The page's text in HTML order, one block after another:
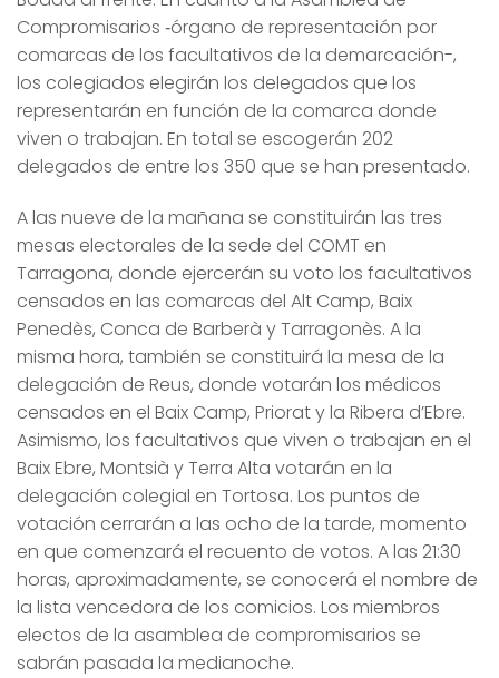
Compromisarios ­‐órgano de representación por
comarcas de los facultativos de la demarcación-­,
los colegiados elegirán los delegados que los
representarán en función de la comarca donde
viven o trabajan. En total se escogerán 202
delegados de entre los 350 que se han presentado.
A las nueve de la mañana se constituirán las tres
mesas electorales de la sede del COMT en
Tarragona, donde ejercerán su voto los facultativos
censados en las comarcas del Alt Camp, Baix
Penedès, Conca de Barberà y Tarragonès. A la
misma hora, también se constituirá la mesa de la
delegación de Reus, donde votarán los médicos
censados en el Baix Camp, Priorat y la Ribera d’Ebre.
Asimismo, los facultativos que viven o trabajan en el
Baix Ebre, Montsià y Terra Alta votarán en la
delegación colegial en Tortosa. Los puntos de
votación cerrarán a las ocho de la tarde, momento
en que comenzará el recuento de votos. A las 21:30
horas, aproximadamente, se conocerá el nombre de
la lista vencedora de los comicios. Los miembros
electos de la asamblea de compromisarios se
sabrán pasada la medianoche.